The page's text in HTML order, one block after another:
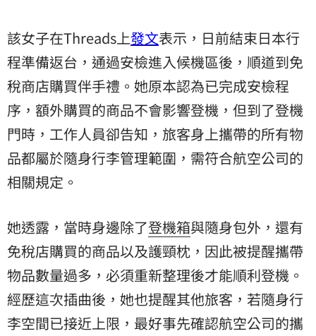
該女子在Threads上發文表示，日前結束日本行
程準備返台，通過安檢進入候機區後，順道到免
稅商店購買伴手禮。她原本認為已完成安檢程
序，額外購買的商品不會影響登機，但到了登機
門時，工作人員卻告知，旅客身上攜帶的所有物
品都屬於隨身行李管理範圍，需符合航空公司的
相關規定。
她透露，當時身邊除了登機箱與隨身包外，還有
免稅店購買的商品以及護頸枕，因此被提醒攜帶
物品數量過多，必須重新整理後才能順利登機。
經歷這次插曲後，她也提醒其他旅客，若隨身行
李空間已接近上限，最好事先確認航空公司的攜